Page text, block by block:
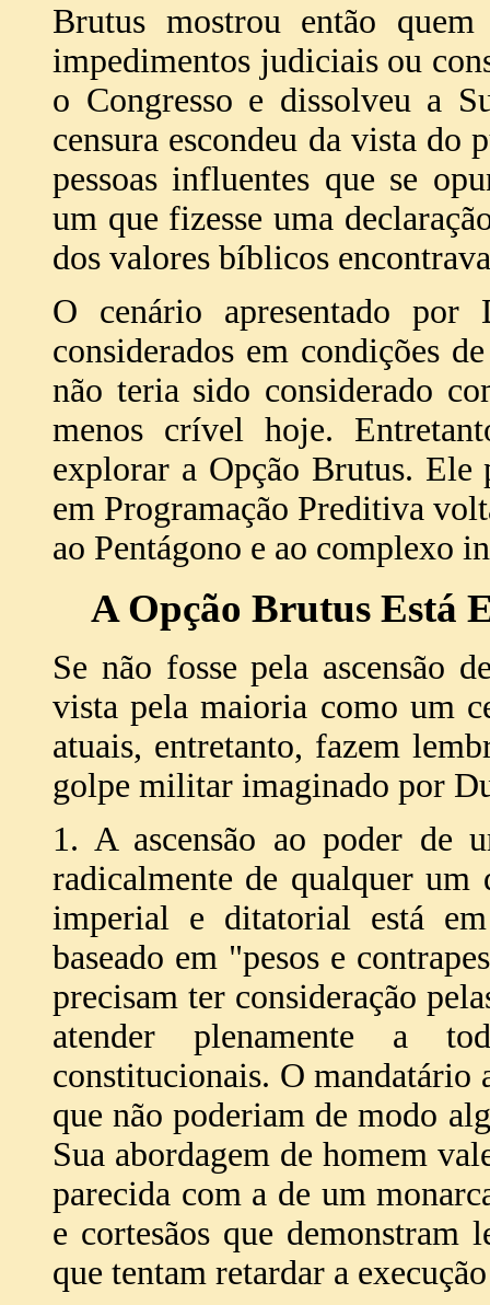
Brutus mostrou então
impedimentos judiciais ou
o Congresso e dissolveu a
censura escondeu da vista do
pessoas influentes que se
um que fizesse uma
dos valores bíblicos
O cenário apresentado
considerados em condições
não teria sido considerado
menos crível hoje.
explorar a Opção Brutus.
em Programação Preditiva
ao Pentágono e ao complexo
A Opção Brutus Está
Se não fosse pela ascensão
vista pela maioria como um
atuais, entretanto, fazem
golpe militar imaginado por
1. A ascensão ao poder de
radicalmente de qualquer um
imperial e ditatorial está
baseado em "pesos e
precisam ter consideração
atender plenamente a
constitucionais. O mandatário
que não poderiam de modo
Sua abordagem de homem
parecida com a de um
e cortesãos que demonstram
que tentam retardar a